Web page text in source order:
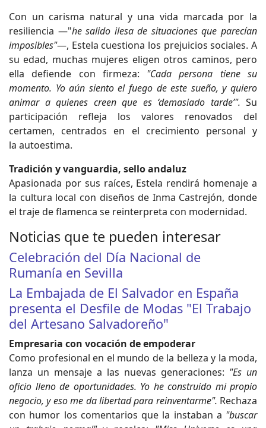
Con un carisma natural y una vida marcada por la
resiliencia —"he salido ilesa de situaciones que parecían
imposibles"—, Estela cuestiona los prejuicios sociales. A
su edad, muchas mujeres eligen otros caminos, pero
ella defiende con firmeza: "Cada persona tiene su
momento. Yo aún siento el fuego de este sueño, y quiero
animar a quienes creen que es ‘demasiado tarde’". Su
participación refleja los valores renovados del
certamen, centrados en el crecimiento personal y
la autoestima.
Tradición y vanguardia, sello andaluz
Apasionada por sus raíces, Estela rendirá homenaje a
la cultura local con diseños de Inma Castrejón, donde
el traje de flamenca se reinterpreta con modernidad.
Noticias que te pueden interesar
Celebración del Día Nacional de
Rumanía en Sevilla
La Embajada de El Salvador en España
presenta el Desfile de Modas "El Trabajo
del Artesano Salvadoreño"
Empresaria con vocación de empoderar
Como profesional en el mundo de la belleza y la moda,
lanza un mensaje a las nuevas generaciones: "Es un
oficio lleno de oportunidades. Yo he construido mi propio
negocio, y eso me da libertad para reinventarme". Rechaza
con humor los comentarios que la instaban a "buscar